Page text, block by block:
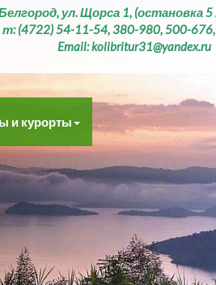
ул. Щорса 1, (остановка
т: (4722) 54-11-54, 380-980, 500-
Email: kolibritur31@yandex.ru
и курорты